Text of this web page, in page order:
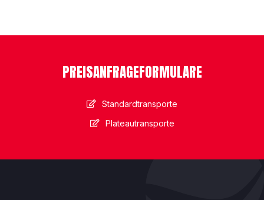
PREISANFRAGEFORMULARE
Standardtransporte
Plateautransporte